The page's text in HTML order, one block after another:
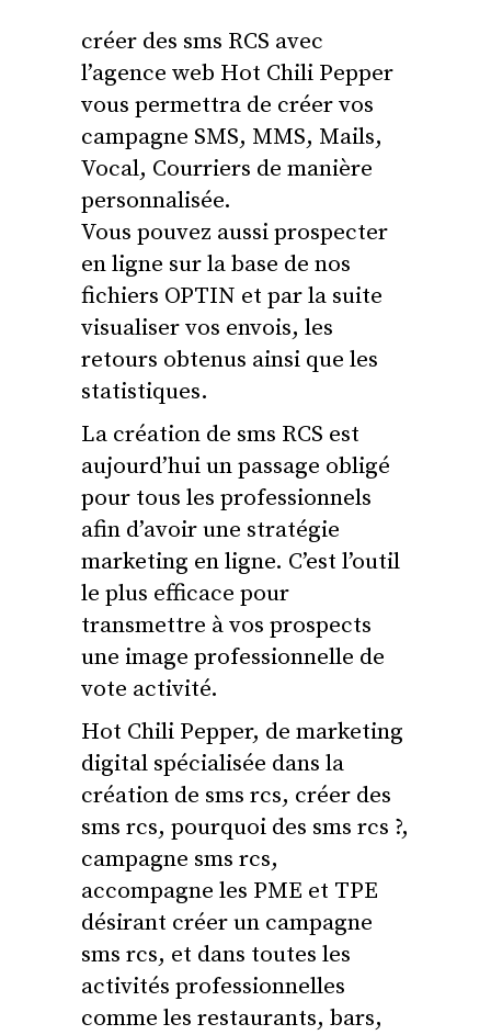
créer des sms RCS avec
l’agence web Hot Chili Pepper
vous permettra de créer vos
campagne SMS, MMS, Mails,
Vocal, Courriers de manière
personnalisée.
Vous pouvez aussi prospecter
en ligne sur la base de nos
fichiers OPTIN et par la suite
visualiser vos envois, les
retours obtenus ainsi que les
statistiques.
La création de sms RCS est
aujourd’hui un passage obligé
pour tous les professionnels
afin d’avoir une stratégie
marketing en ligne. C’est l’outil
le plus efficace pour
transmettre à vos prospects
une image professionnelle de
vote activité.
Hot Chili Pepper, de marketing
digital spécialisée dans la
création de sms rcs, créer des
sms rcs, pourquoi des sms rcs ?,
campagne sms rcs,
accompagne les PME et TPE
désirant créer un campagne
sms rcs, et dans toutes les
activités professionnelles
comme les restaurants, bars,